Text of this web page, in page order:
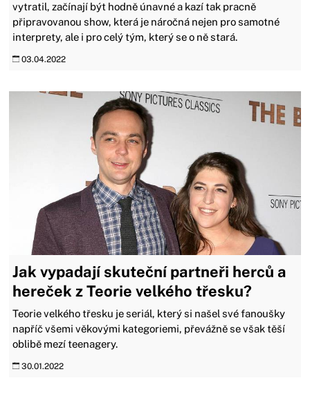
vytratil, začínají být hodně únavné a kazí tak pracně
připravovanou show, která je náročná nejen pro samotné
interprety, ale i pro celý tým, který se o ně stará.
03.04.2022
Jak vypadají skuteční partneři herců a
hereček z Teorie velkého třesku?
Teorie velkého třesku je seriál, který si našel své fanoušky
napříč všemi věkovými kategoriemi, převážně se však těší
oblibě mezí teenagery.
30.01.2022